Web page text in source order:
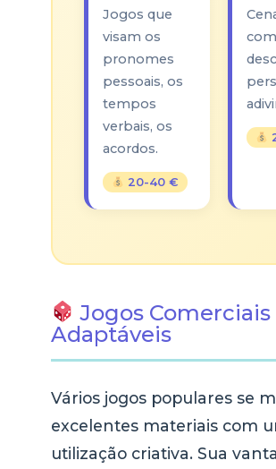
Jogos que
visam os
pronomes
pessoais, os
tempos
verbais, os
acordos.
20-40 €
Jogos Comerciais
Adaptáveis
Vários jogos populares se
excelentes materiais com
utilização criativa. Sua